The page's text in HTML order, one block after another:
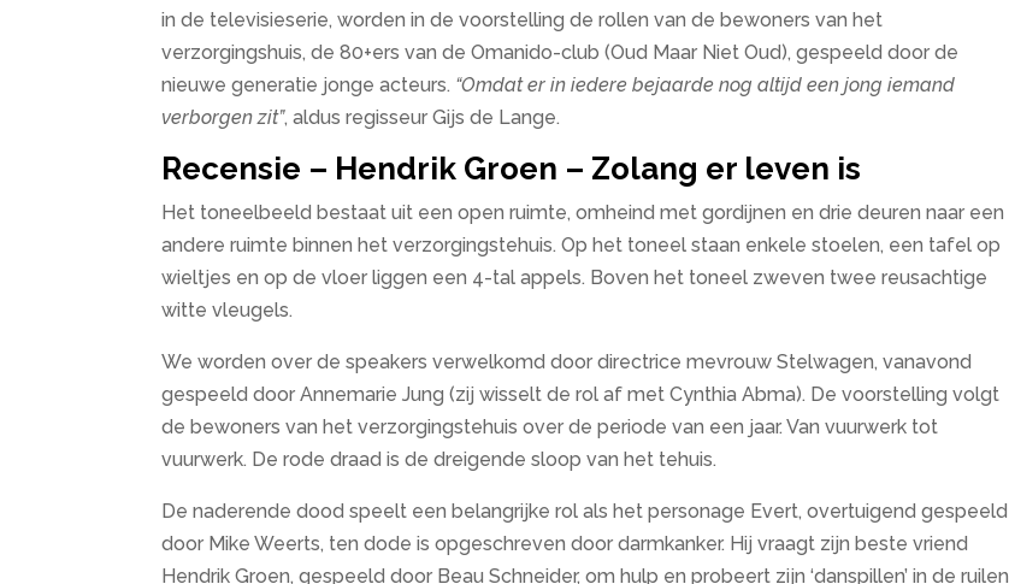
in de televisieserie, worden in de voorstelling de rollen van de bewoners van het
verzorgingshuis, de 80+ers van de Omanido-club (Oud Maar Niet Oud), gespeeld door de
nieuwe generatie jonge acteurs. “Omdat er in iedere bejaarde nog altijd een jong iemand
verborgen zit”, aldus regisseur Gijs de Lange.
Recensie – Hendrik Groen – Zolang er leven is
Het toneelbeeld bestaat uit een open ruimte, omheind met gordijnen en drie deuren naar een
andere ruimte binnen het verzorgingstehuis. Op het toneel staan enkele stoelen, een tafel op
wieltjes en op de vloer liggen een 4-tal appels. Boven het toneel zweven twee reusachtige
witte vleugels.
We worden over de speakers verwelkomd door directrice mevrouw Stelwagen, vanavond
gespeeld door Annemarie Jung (zij wisselt de rol af met Cynthia Abma). De voorstelling volgt
de bewoners van het verzorgingstehuis over de periode van een jaar. Van vuurwerk tot
vuurwerk. De rode draad is de dreigende sloop van het tehuis.
De naderende dood speelt een belangrijke rol als het personage Evert, overtuigend gespeeld
door Mike Weerts, ten dode is opgeschreven door darmkanker. Hij vraagt zijn beste vriend
Hendrik Groen, gespeeld door Beau Schneider, om hulp en probeert zijn ‘danspillen’ in de ruilen